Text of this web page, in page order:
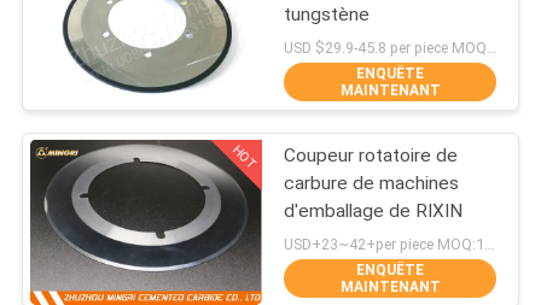
SUJET
NOUS
VISITE
D'USINE
Bandes de carbure
de tungstène
93
tungstène
USD $29.9-45.8 per piece MOQ:1 morceau
ENQUÊTE
MAINTENANT
HOT
Coupeur rotatoire de
carbure de machines
d'emballage de RIXIN
ENQUÊTE
MAINTENANT